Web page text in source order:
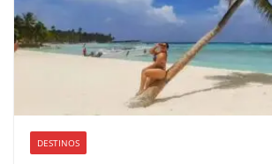
DESTINOS